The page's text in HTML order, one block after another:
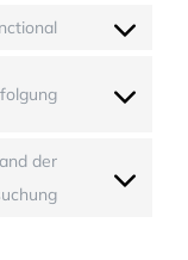
Consent
service
Consent
service
der
Consent